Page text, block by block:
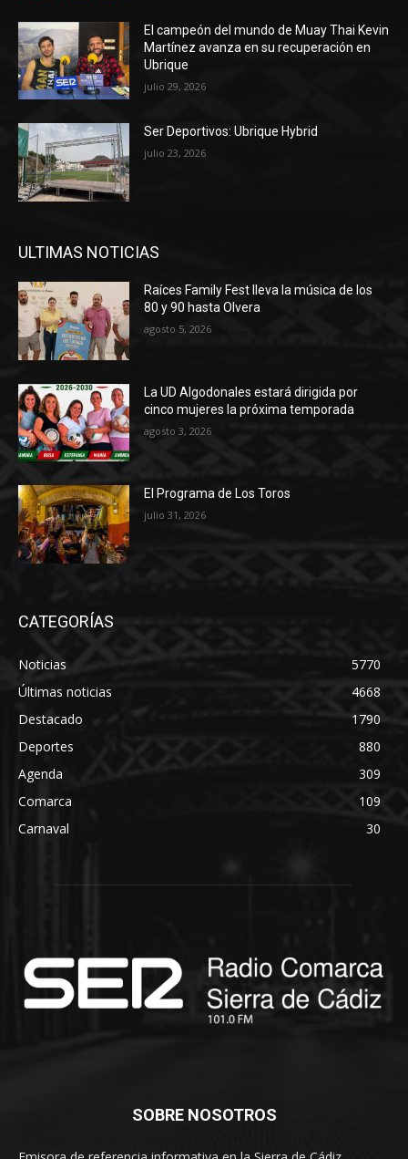
El campeón del mundo de Muay Thai Kevin
Martínez avanza en su recuperación en
Ubrique
julio 29, 2026
Ser Deportivos: Ubrique Hybrid
julio 23, 2026
ULTIMAS NOTICIAS
Raíces Family Fest lleva la música de los
80 y 90 hasta Olvera
agosto 5, 2026
La UD Algodonales estará dirigida por
cinco mujeres la próxima temporada
agosto 3, 2026
El Programa de Los Toros
julio 31, 2026
CATEGORÍAS
Noticias
5770
Últimas noticias
4668
Destacado
1790
Deportes
880
Agenda
309
Comarca
109
Carnaval
30
SOBRE NOSOTROS